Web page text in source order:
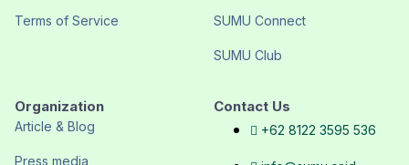
Terms of Service SUMU Connect
SUMU Club
Organization
Article & Blog
Press media
Contact Us
+62 8122 3595 536